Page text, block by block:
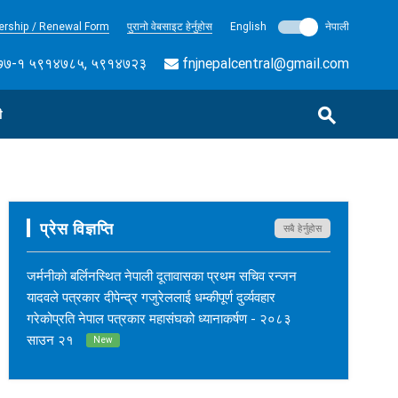
/ Renewal Form पुरानो वेबसाइट हेर्नुहोस English नेपाली
१ ५९१४७८५, ५९१४७२३ fnjnepalcentral@gmail.com
प्रेस विज्ञप्ति सबै हेर्नुहोस
जर्मनीको बर्लिनस्थित नेपाली दूतावासका प्रथम सचिव रन्जन
यादवले पत्रकार दीपेन्द्र गजुरेललाई धम्कीपूर्ण दुर्व्यवहार
गरेकोप्रति नेपाल पत्रकार महासंघको ध्यानाकर्षण - २०८३
साउन २१
New
नेपाल कर्म अनलाइनका सम्पादक सुशीलकुमार खड्काको